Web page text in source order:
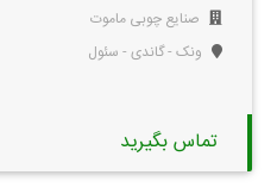
صنایع چوبی ماموت
ونک - گاندی - سئول
تماس بگیرید